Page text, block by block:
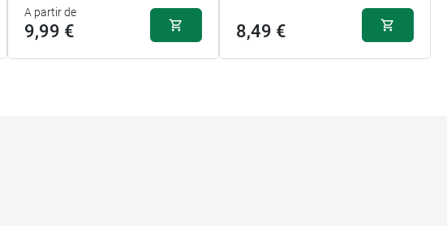
A partir de
9,99 € 8,49 €